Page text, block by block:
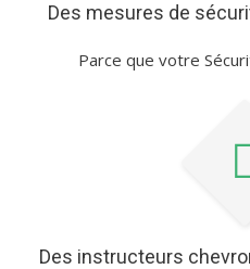
Des mesures de
Parce que votre
Des instructeurs